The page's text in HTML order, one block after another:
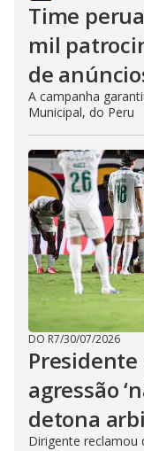
Time
mil
de
A campanha
Municipal, do Peru
DO R7/30/07/2026
agressão
detona
Dirigente reclamou